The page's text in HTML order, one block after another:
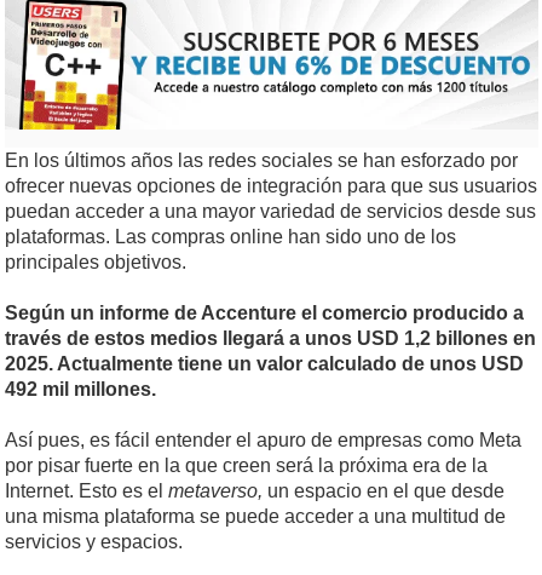
En los últimos años las redes sociales se han esforzado por
ofrecer nuevas opciones de integración para que sus usuarios
puedan acceder a una mayor variedad de servicios desde sus
plataformas. Las compras online han sido uno de los
principales objetivos.
Según un informe de Accenture el comercio producido a
través de estos medios llegará a unos USD 1,2 billones en
2025. Actualmente tiene un valor calculado de unos USD
492 mil millones.
Así pues, es fácil entender el apuro de empresas como Meta
por pisar fuerte en la que creen será la próxima era de la
Internet. Esto es el metaverso, un espacio en el que desde
una misma plataforma se puede acceder a una multitud de
servicios y espacios.